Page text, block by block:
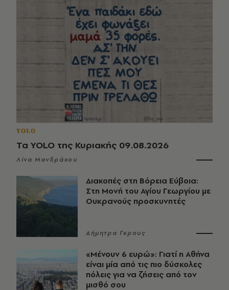
YOLO
Τα YOLO της Κυριακής 09.08.2026
Λίνα Μανδράκου
Διακοπές στη Βόρεια Εύβοια:
Στη Μονή του Αγίου Γεωργίου με
Ουκρανούς προσκυνητές
Δήμητρα Γκρους
«Μένουν 6 ευρώ»: Γιατί η Αθήνα
είναι μία από τις πιο δύσκολες
πόλεις για να ζήσεις από τον
μισθό σου